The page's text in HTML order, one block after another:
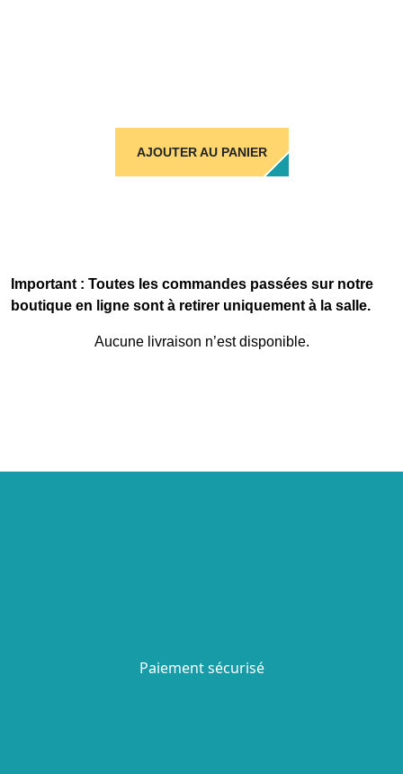
AJOUTER AU PANIER
Important : Toutes les commandes passées sur notre
boutique en ligne sont à retirer uniquement à la salle.
Aucune livraison n’est disponible.
Paiement sécurisé